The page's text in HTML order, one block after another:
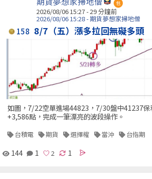
包
2026/08/06 15:27 -29 分鐘前
2026/08/06 15:28 - 期貨夢想家掃地僧
158 8/7（五）漲多拉回無礙多頭
如圖，7/22空單進場44823，7/30盤中41237保
+3,586點，完成一筆漂亮的波段操作。
台積電 期貨 選擇權 當沖 台指期
144 1 1